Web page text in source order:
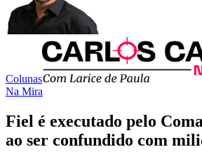
Colunas
Na Mira
Fiel é executado pelo
ao ser confundido com